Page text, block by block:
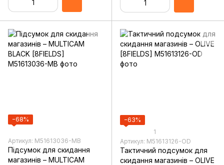
−68%
Артикул: M51613036-MB
Підсумок для скидання
магазинів – MULTICAM
−63%
1
Артикул: M51613126-OD
Тактичний подсумок для
скидання магазинів – OLIVE